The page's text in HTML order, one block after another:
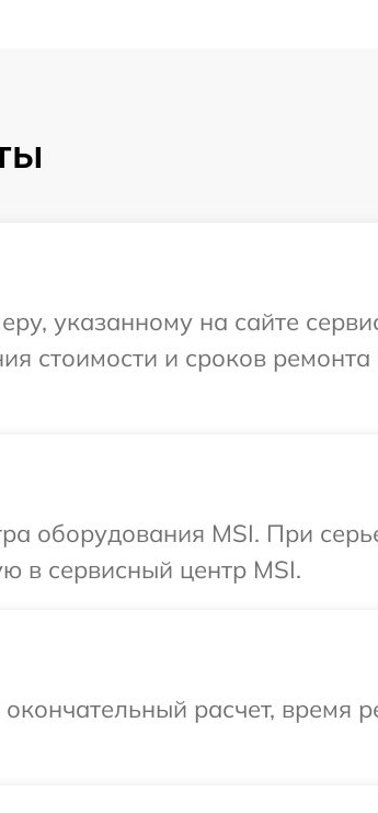
указанному на сайте
стоимости и сроков
оборудования MSI. При
в сервисный центр MSI.
расчет, время